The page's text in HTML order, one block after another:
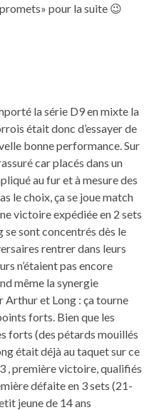
pour la suite 😉
la série D9 en mixte la
était donc d’essayer de
bonne performance. Sur
car placés dans un
au fur et à mesure des
le choix, ça se joue match
victoire expédiée en 2 sets
sont concentrés dès le
rentrer dans leurs
n’étaient pas encore
même la synergie
Arthur et Long : ça tourne
forts. Bien que les
forts (des pétards mouillés
était déjà au taquet sur ce
, première victoire, qualifiés
défaite en 3 sets (21-
jeune de 14 ans